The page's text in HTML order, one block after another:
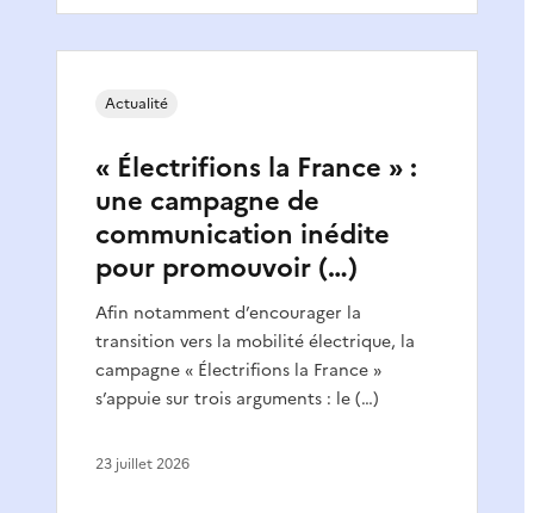
« Électrifions la France » :
une campagne de
communication inédite
pour promouvoir (…)
Afin notamment d’encourager la
transition vers la mobilité électrique, la
campagne « Électrifions la France »
s’appuie sur trois arguments : le (…)
Actualité
23 juillet 2026